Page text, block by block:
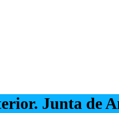
Junta de